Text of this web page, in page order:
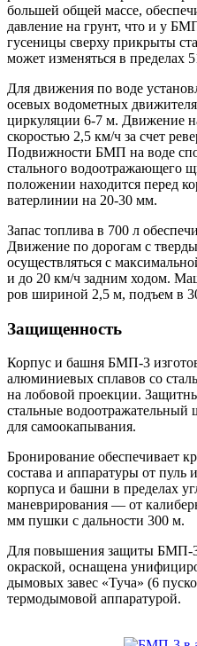
большей общей массе,
давление на грунт, что и у
гусеницы сверху прикрыты
может изменяться в пределах
Для движения по воде
осевых водометных
циркуляции 6-7 м. Движение
скоростью 2,5 км/ч за счет
Подвижности БМП на воде
стального водоотражающего
положении находится перед
ватерлинии на 20-30 мм.
Запас топлива в 700 л
Движение по дорогам с
осуществляться с
и до 20 км/ч задним ходом.
ров шириной 2,5 м, подъем в
Защищенность
Корпус и башня БМП-3
алюминиевых сплавов со
на лобовой проекции.
стальные водоотражательный
для самоокапывания.
Бронирование обеспечивает
состава и аппаратуры от пуль
корпуса и башни в пределах
маневрирования — от
мм пушки с дальности 300 м.
Для повышения защиты БМП-3
окраской, оснащена
дымовых завес «Туча» (6
термодымовой аппаратурой.